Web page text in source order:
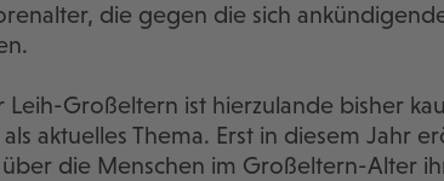
die gegen die sich
Leih-Großeltern ist hierzulande bisher
aktuelles Thema. Erst in diesem Jahr
die Menschen im Großeltern-Alter